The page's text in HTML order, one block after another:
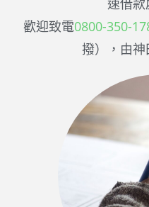
歡迎致電0800-350-
撥），由